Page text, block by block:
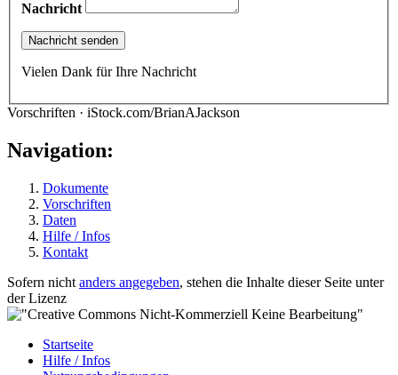
Nachricht
Vielen Dank für Ihre Nachricht
Vorschriften · iStock.com/BrianAJackson
Navigation:
Dokumente
Vorschriften
Daten
Hilfe / Infos
Kontakt
Sofern nicht anders angegeben, stehen die Inhalte dieser Seite unter
der Lizenz
Startseite
Hilfe / Infos